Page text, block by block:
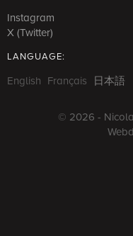
Instagram
X (Twitter)
LANGUAGE:
English Français 日本語
© 2026 -